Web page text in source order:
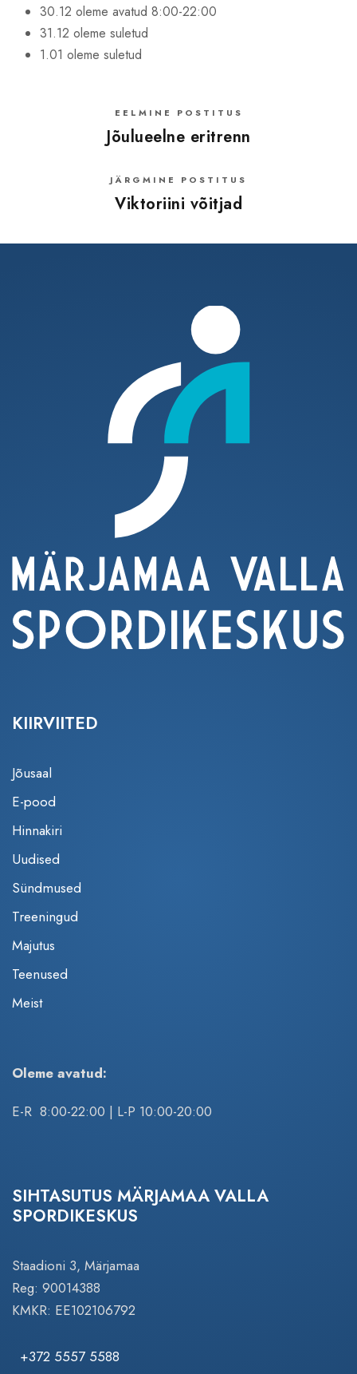
30.12 oleme avatud 8:00-22:00
31.12 oleme suletud
1.01 oleme suletud
EELMINE POSTITUS
Jõulueelne eritrenn
JÄRGMINE POSTITUS
Viktoriini võitjad
KIIRVIITED
Jõusaal
E-pood
Hinnakiri
Uudised
Sündmused
Treeningud
Majutus
Teenused
Meist
Oleme avatud:
E-R 8:00-22:00 | L-P 10:00-20:00
SIHTASUTUS MÄRJAMAA VALLA
SPORDIKESKUS
Staadioni 3, Märjamaa
Reg: 90014388
KMKR: EE102106792
+372 5557 5588